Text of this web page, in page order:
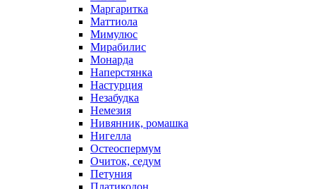
Маргаритка
Маттиола
Мимулюс
Мирабилис
Монарда
Наперстянка
Настурция
Незабудка
Немезия
Нивянник, ромашка
Нигелла
Остеоспермум
Очиток, седум
Петуния
Платикодон